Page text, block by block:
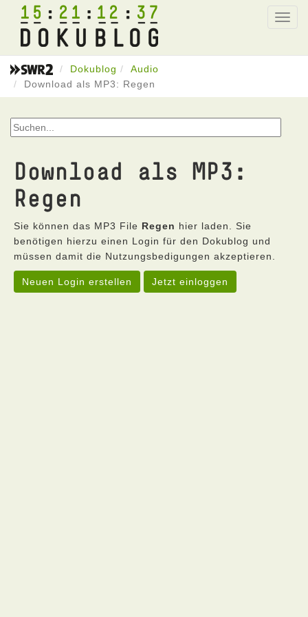
15 21 12 37
Dokublog
Audio
Download als MP3: Regen
Download als MP3:
Regen
Sie können das MP3 File Regen hier laden. Sie
benötigen hierzu einen Login für den Dokublog und
müssen damit die Nutzungsbedigungen akzeptieren.
Neuen Login erstellen Jetzt einloggen